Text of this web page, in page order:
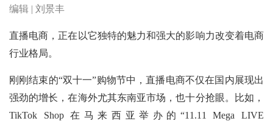
编辑 | 刘景丰
直播电商，正在以它独特的魅力和强大的影响力改变着电商
行业格局。
刚刚结束的“双十一”购物节中，直播电商不仅在国内展现出
强劲的增长，在海外尤其东南亚市场，也十分抢眼。比如，
TikTok Shop 在马来西亚举办的“11.11 Mega LIVE